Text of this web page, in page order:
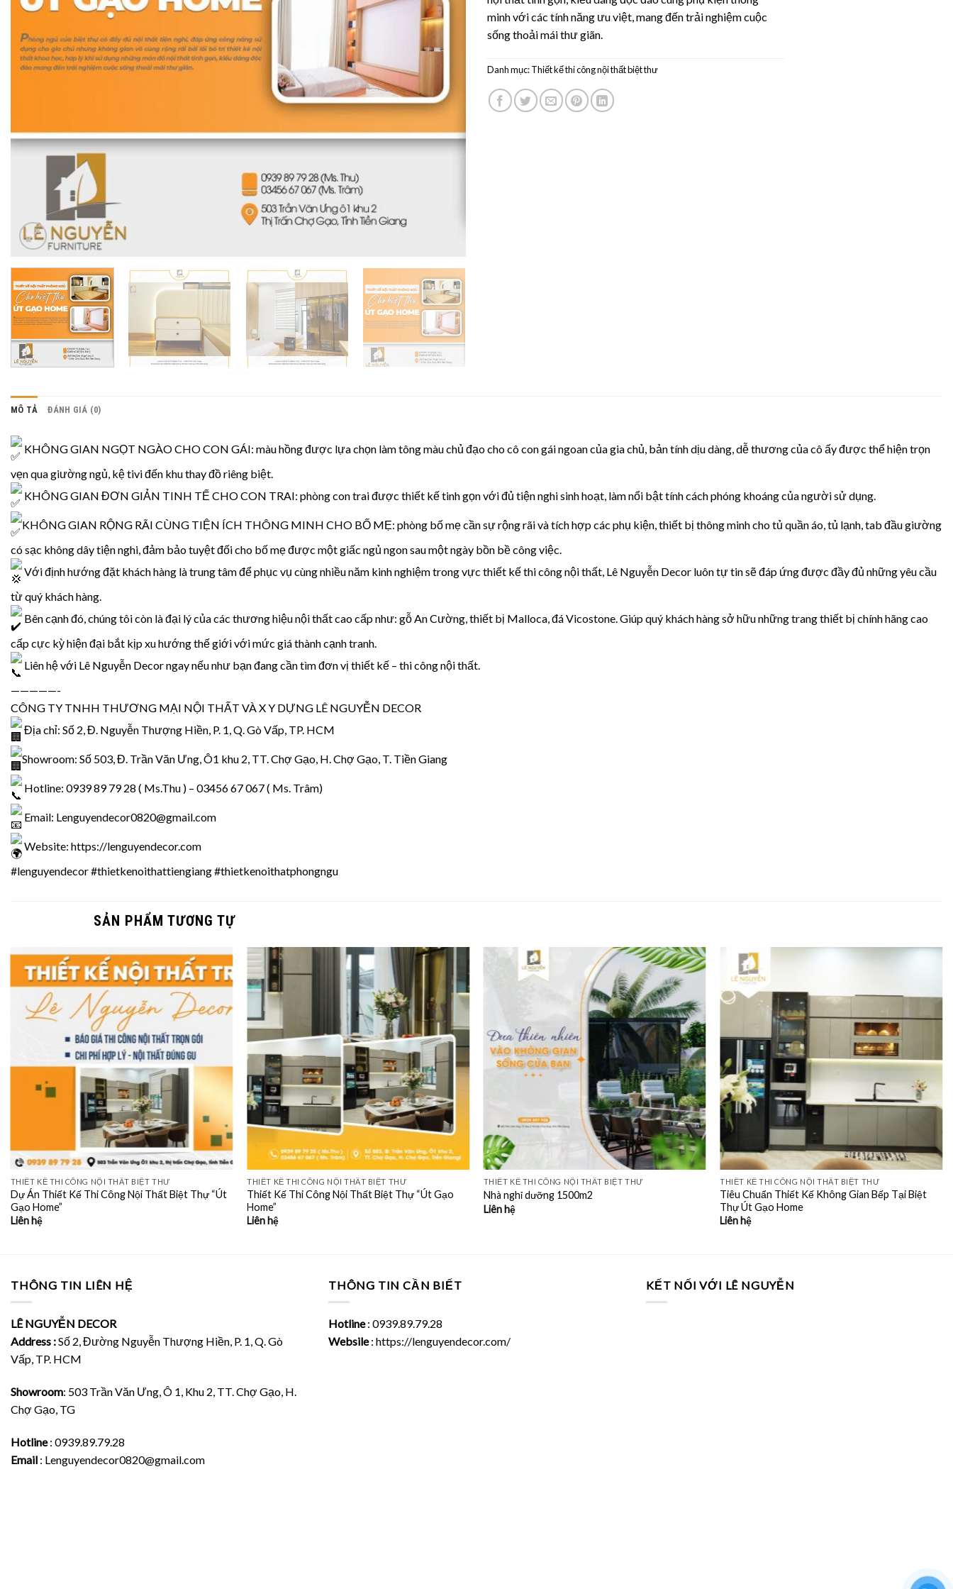
minh với các tính năng ưu việt, mang đến trải nghiệm cuộc
sống thoải mái thư giãn.
Danh mục:Thiết kế thi công nội thất biệt thư
MÔ TẢ ĐÁNH GIÁ (0)
KHÔNG GIAN NGỌT NGÀO CHO CON GÁI: màu hồng được lựa chọn làm tông màu chủ đạo cho cô con gái ngoan của gia chủ, bản tính dịu dàng, dễ thương của cô ấy được thể hiện trọn
vẹn qua giường ngủ, kệ tivi đến khu thay đồ riêng biệt.
KHÔNG GIAN ĐƠN GIẢN TINH TẾ CHO CON TRAI: phòng con trai được thiết kế tinh gọn với đủ tiện nghi sinh hoạt, làm nổi bật tính cách phóng khoáng của người sử dụng.
KHÔNG GIAN RỘNG RÃI CÙNG TIỆN ÍCH THÔNG MINH CHO BỐ MẸ: phòng bố mẹ cần sự rộng rãi và tích hợp các phụ kiện, thiết bị thông minh cho tủ quần áo, tủ lạnh, tab đầu giường
có sạc không dây tiện nghi, đảm bảo tuyệt đối cho bố mẹ được một giấc ngủ ngon sau một ngày bồn bề công việc.
Với định hướng đặt khách hàng là trung tâm để phục vụ cùng nhiều năm kinh nghiệm trong vực thiết kế thi công nội thất, Lê Nguyễn Decor luôn tự tin sẽ đáp ứng được đầy đủ những yêu cầu
từ quý khách hàng.
Bên cạnh đó, chúng tôi còn là đại lý của các thương hiệu nội thất cao cấp như: gỗ An Cường, thiết bị Malloca, đá Vicostone. Giúp quý khách hàng sở hữu những trang thiết bị chính hãng cao
cấp cực kỳ hiện đại bắt kịp xu hướng thế giới với mức giá thành cạnh tranh.
Liên hệ với Lê Nguyễn Decor ngay nếu như bạn đang cần tìm đơn vị thiết kế – thi công nội thất.
—————-
CÔNG TY TNHH THƯƠNG MẠI NỘI THẤT VÀ X Y DỰNG LÊ NGUYỄN DECOR
Địa chỉ: Số 2, Đ. Nguyễn Thượng Hiền, P. 1, Q. Gò Vấp, TP. HCM
Showroom: Số 503, Đ. Trần Văn Ưng, Ô1 khu 2, TT. Chợ Gạo, H. Chợ Gạo, T. Tiền Giang
Hotline: 0939 89 79 28 ( Ms.Thu ) – 03456 67 067 ( Ms. Trâm)
Email: Lenguyendecor0820@gmail.com
Website: https://lenguyendecor.com
#lenguyendecor#thietkenoithattiengiang#thietkenoithatphongngu
SẢN PHẨM TƯƠNG TỰ
THIẾT KẾ THI CÔNG NỘI THẤT BIỆT THƯ
Dự Án Thiết Kế Thi Công Nội Thất Biệt Thự “Út
Gạo Home”
Liên hệ
THIẾT KẾ THI CÔNG NỘI THẤT BIỆT THƯ
Thiết Kế Thi Công Nội Thất Biệt Thự “Út Gạo
Home”
Liên hệ
THIẾT KẾ THI CÔNG NỘI THẤT BIỆT THƯ
Nhà nghỉ dưỡng 1500m2
Liên hệ
THIẾT KẾ THI CÔNG NỘI THẤT BIỆT THƯ
Tiêu Chuẩn Thiết Kế Không Gian Bếp Tại Biệt
Thự Út Gạo Home
Liên hệ
THÔNG TIN LIÊN HỆ
LÊ NGUYỄN DECOR
Address :Số 2, Đường Nguyễn Thượng Hiền, P. 1, Q. Gò
Vấp, TP. HCM
Showroom: 503 Trần Văn Ưng, Ô 1, Khu 2, TT. Chợ Gạo, H.
Chợ Gạo, TG
Hotline: 0939.89.79.28
Email : Lenguyendecor0820@gmail.com
THÔNG TIN CẦN BIẾT
Hotline: 0939.89.79.28
Websile: https://lenguyendecor.com/
KẾT NỐI VỚI LÊ NGUYỄN